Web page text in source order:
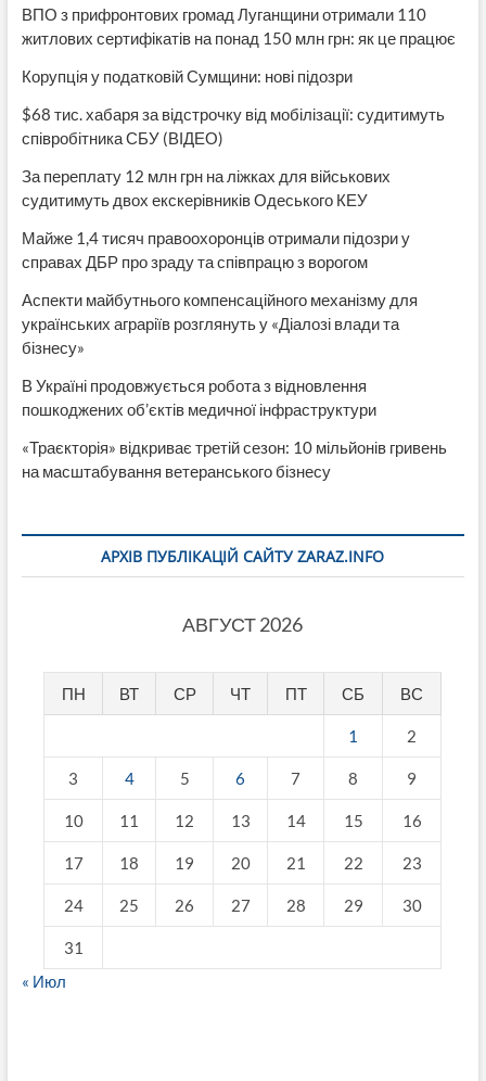
ВПО з прифронтових громад Луганщини отримали 110
житлових сертифікатів на понад 150 млн грн: як це працює
Корупція у податковій Сумщини: нові підозри
$68 тис. хабаря за відстрочку від мобілізації: судитимуть
співробітника СБУ (ВІДЕО)
За переплату 12 млн грн на ліжках для військових
судитимуть двох екскерівників Одеського КЕУ
Майже 1,4 тисяч правоохоронців отримали підозри у
справах ДБР про зраду та співпрацю з ворогом
Аспекти майбутнього компенсаційного механізму для
українських аграріїв розглянуть у «Діалозі влади та
бізнесу»
В Україні продовжується робота з відновлення
пошкоджених об’єктів медичної інфраструктури
«Траєкторія» відкриває третій сезон: 10 мільйонів гривень
на масштабування ветеранського бізнесу
АРХІВ ПУБЛІКАЦІЙ САЙТУ ZARAZ.INFO
АВГУСТ 2026
ПН ВТ СР ЧТ ПТ СБ ВС
1 2
3 4 5 6 7 8 9
10 11 12 13 14 15 16
17 18 19 20 21 22 23
24 25 26 27 28 29 30
31
« Июл